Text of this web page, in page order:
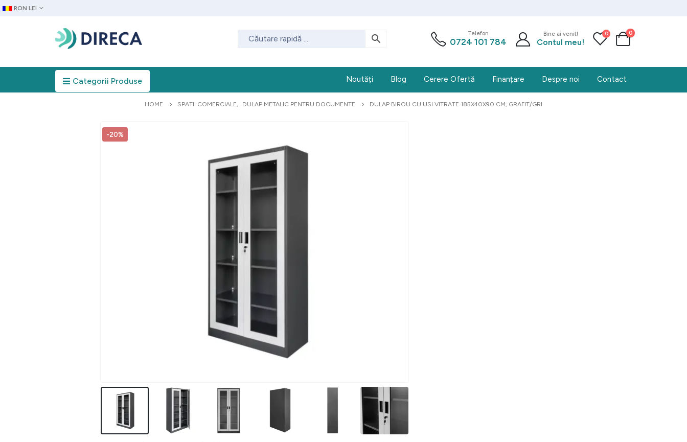
RON LEI
Telefon
0724 101 784
Bine ai venit!
Contul meu!
0 0
Categorii Produse Noutăți Blog Cerere Ofertă Finanțare Despre noi Contact
HOME SPATII COMERCIALE, DULAP METALIC PENTRU DOCUMENTE DULAP BIROU CU USI VITRATE 185X40X90 CM, GRAFIT/GRI
-20%